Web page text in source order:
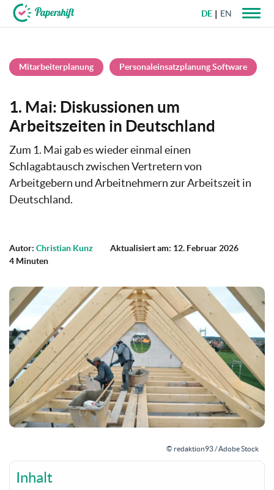
DE EN
Mitarbeiterplanung Personaleinsatzplanung Software
1. Mai: Diskussionen um
Arbeitszeiten in Deutschland
Zum 1. Mai gab es wieder einmal einen
Schlagabtausch zwischen Vertretern von
Arbeitgebern und Arbeitnehmern zur Arbeitszeit in
Deutschland.
Autor: Christian Kunz
Aktualisiert am: 12. Februar 2026
4 Minuten
© redaktion93 / Adobe Stock
Inhalt